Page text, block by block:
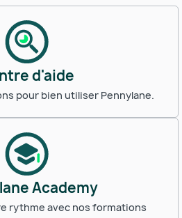
d'aide
pour bien utiliser Pennylane.
Academy
rythme avec nos formations